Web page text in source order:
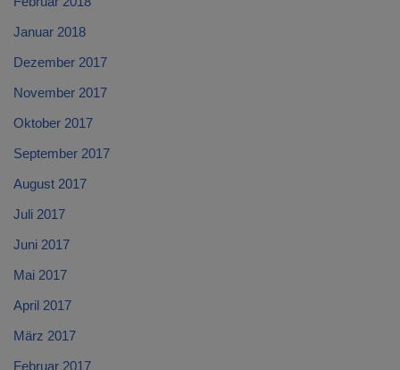
Januar 2018
Dezember 2017
November 2017
Oktober 2017
September 2017
August 2017
Juli 2017
Juni 2017
Mai 2017
April 2017
März 2017
Februar 2017